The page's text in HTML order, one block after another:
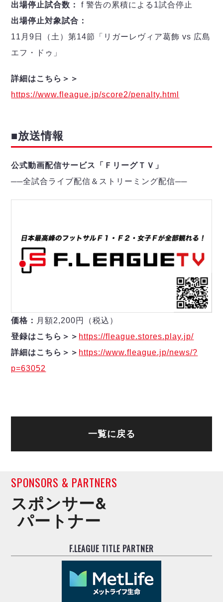
出場停止試合数：f 警告の累積による1試合停止
出場停止対象試合：
11月9日（土）第14節「リガーレヴィア葛飾 vs 広島
エフ・ドゥ」
詳細はこちら＞＞
https://www.fleague.jp/score2/penalty.html
■放送情報
公式動画配信サービス「ＦリーグＴＶ」
──全試合ライブ配信＆ストリーミング配信──
価格： 月額2,200円（税込）
登録はこちら＞＞ https://fleague.stores.play.jp/
詳細はこちら＞＞ https://www.fleague.jp/news/?
p=63052
一覧に戻る
SPONSORS & PARTNERS
スポンサー&
パートナー
F.LEAGUE TITLE PARTNER